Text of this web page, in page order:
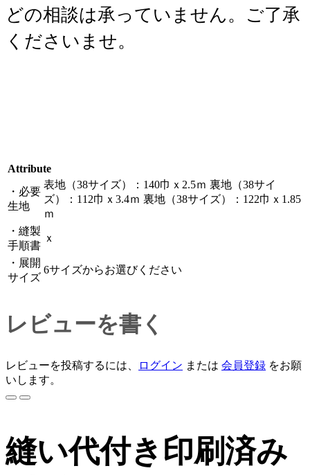
どの相談は承っていません。ご了承
くださいませ。
Attribute
・必要
生地
表地（38サイズ）：140巾ｘ2.5ｍ 裏地（38サイ
ズ）：112巾ｘ3.4ｍ 裏地（38サイズ）：122巾ｘ1.85
ｍ
・縫製
手順書
ｘ
・展開
サイズ
6サイズからお選びください
レビューを書く
レビューを投稿するには、 ログイン または 会員登録 をお願
いします。
縫い代付き印刷済み